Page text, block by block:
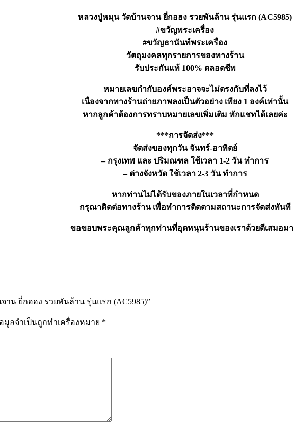
หลวงปู่หมุน วัดบ้านจาน ยี่กอฮง รวยพันล้าน รุ่นแรก (AC5985)
#ขวัญพระเครื่อง
#ขวัญธานันท์พระเครื่อง
วัตถุมงคลทุกรายการของทางร้าน
รับประกันแท้ 100% ตลอดชีพ
หมายเลขกำกับองค์พระอาจจะไม่ตรงกับที่ลงไว้
เนื่องจากทางร้านถ่ายภาพลงเป็นตัวอย่าง เพียง 1 องค์เท่านั้น
หากลูกค้าต้องการทราบหมายเลขเพิ่มเติม ทักแชทได้เลยค่ะ
***การจัดส่ง***
จัดส่งของทุกวัน จันทร์-อาทิตย์
– กรุงเทพ และ ปริมณฑล ใช้เวลา 1-2 วัน ทำการ
– ต่างจังหวัด ใช้เวลา 2-3 วัน ทำการ
หากท่านไม่ได้รับของภายในเวลาที่กำหนด
กรุณาติดต่อทางร้าน เพื่อทำการติดตามสถานะการจัดส่งทันที
ขอขอบพระคุณลูกค้าทุกท่านที่อุดหนุนร้านของเราด้วยดีเสมอมา
น ยี่กอฮง รวยพันล้าน รุ่นแรก (AC5985)”
มูลจำเป็นถูกทำเครื่องหมาย *